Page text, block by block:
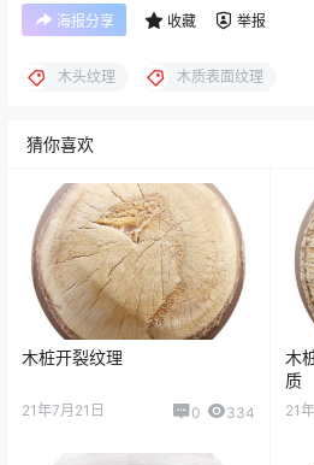
海报分享 收藏 举报
木头纹理 木质表面纹理
猜你喜欢
木桩开裂纹理
21年7月21日 0 334
木
质
21